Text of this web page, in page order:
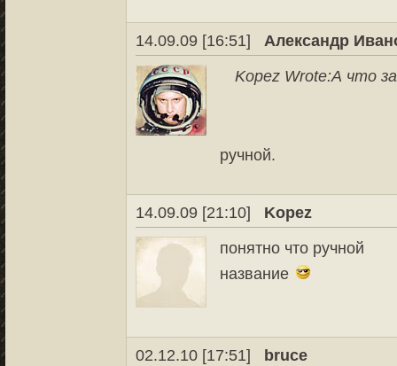
14.09.09 [16:51]
Александр
Kopez Wrote:А что
ручной.
14.09.09 [21:10]
Kopez
понятно что ручной
название
02.12.10 [17:51]
bruce